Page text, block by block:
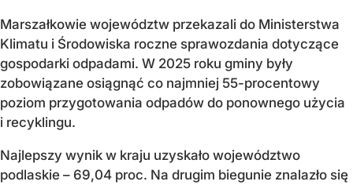
Marszałkowie województw przekazali do Ministerstwa
Klimatu i Środowiska roczne sprawozdania dotyczące
gospodarki odpadami. W 2025 roku gminy były
zobowiązane osiągnąć co najmniej 55-procentowy
poziom przygotowania odpadów do ponownego użycia
i recyklingu.
Najlepszy wynik w kraju uzyskało województwo
podlaskie – 69,04 proc. Na drugim biegunie znalazło się